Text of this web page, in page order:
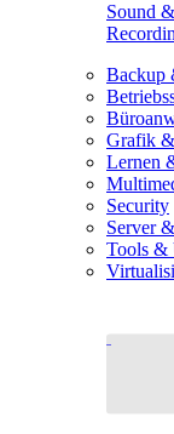
Sound
Backup
Grafik
Lernen
Security
Server
Tools &